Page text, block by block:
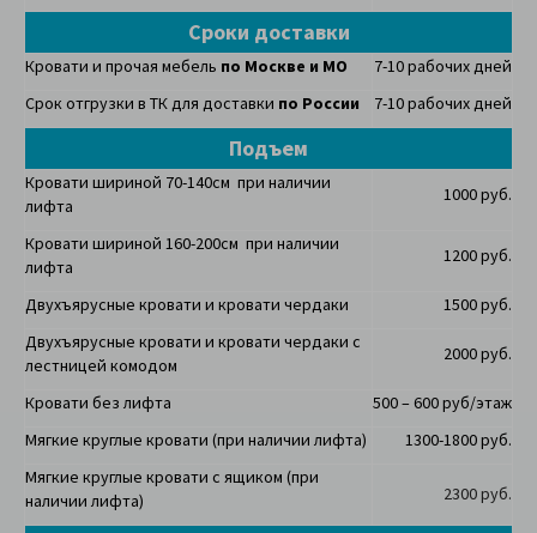
Сроки доставки
Кровати и прочая мебель по Москве и МО
7-10 рабочих дней
Срок отгрузки в ТК для доставки по России 7-10 рабочих дней
Подъем
Кровати шириной 70-140см при наличии
лифта
1000 руб.
Кровати шириной 160-200см при наличии
лифта
1200 руб.
Двухъярусные кровати и кровати чердаки
1500 руб.
Двухъярусные кровати и кровати чердаки с
лестницей комодом
2000 руб.
Кровати без лифта
500 – 600 руб/этаж
Мягкие круглые кровати (при наличии лифта)
1300-1800 руб.
Мягкие круглые кровати с ящиком (при
наличии лифта)
2300 руб.